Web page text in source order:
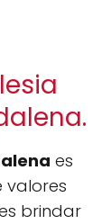
es
valores
brindar